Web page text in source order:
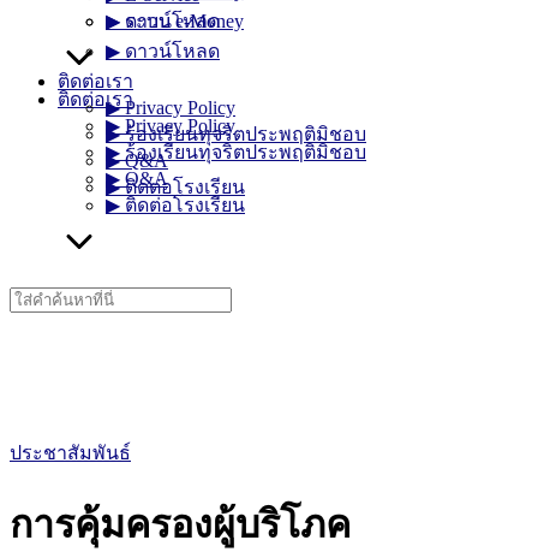
▶︎ ระบบ e-Money
▶︎ ดาวน์โหลด
ติดต่อเรา
▶︎ Privacy Policy
▶︎ ร้องเรียนทุจริตประพฤติมิชอบ
▶︎ Q&A
▶︎ ติดต่อโรงเรียน
▶︎ ดาวน์โหลด
ติดต่อเรา
▶︎ Privacy Policy
▶︎ ร้องเรียนทุจริตประพฤติมิชอบ
▶︎ Q&A
▶︎ ติดต่อโรงเรียน
Search
for:
ประชาสัมพันธ์
การคุ้มครองผู้บริโภค